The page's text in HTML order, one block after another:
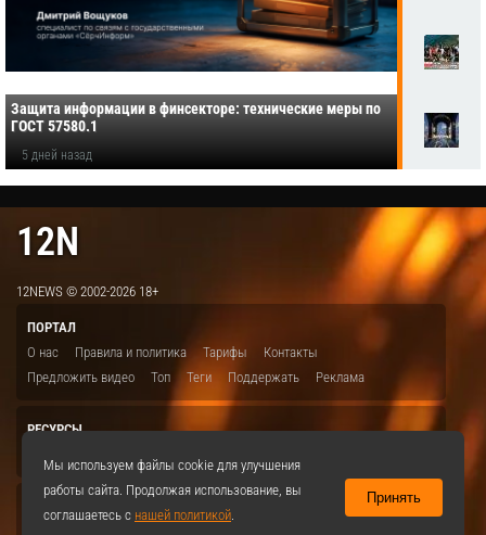
Защита информации в финсекторе: технические меры по
ГОСТ 57580.1
5 дней назад
12N
12NEWS © 2002-2026 18+
ПОРТАЛ
О нас
Правила и политика Тарифы
Контакты
Предложить видео
Топ Теги Поддержать Реклама
РЕСУРСЫ
Мы используем файлы cookie для улучшения
работы сайта. Продолжая использование, вы
соглашаетесь с нашей политикой.
Принять